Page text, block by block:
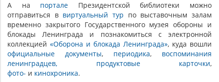
А на портале Президентской библиотеки можно
отправиться в виртуальный тур по выставочным залам
временно закрытого Государственного музея обороны и
блокады Ленинграда и познакомиться с электронной
коллекцией «Оборона и блокада Ленинграда», куда вошли
официальные документы, периодика, воспоминания
ленинградцев,
продуктовые карточки,
фото- и кинохроника.